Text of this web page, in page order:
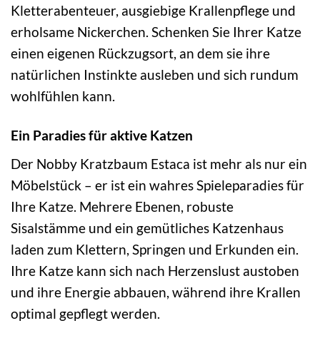
Kletterabenteuer, ausgiebige Krallenpflege und
erholsame Nickerchen. Schenken Sie Ihrer Katze
einen eigenen Rückzugsort, an dem sie ihre
natürlichen Instinkte ausleben und sich rundum
wohlfühlen kann.
Ein Paradies für aktive Katzen
Der Nobby Kratzbaum Estaca ist mehr als nur ein
Möbelstück – er ist ein wahres Spieleparadies für
Ihre Katze. Mehrere Ebenen, robuste
Sisalstämme und ein gemütliches Katzenhaus
laden zum Klettern, Springen und Erkunden ein.
Ihre Katze kann sich nach Herzenslust austoben
und ihre Energie abbauen, während ihre Krallen
optimal gepflegt werden.